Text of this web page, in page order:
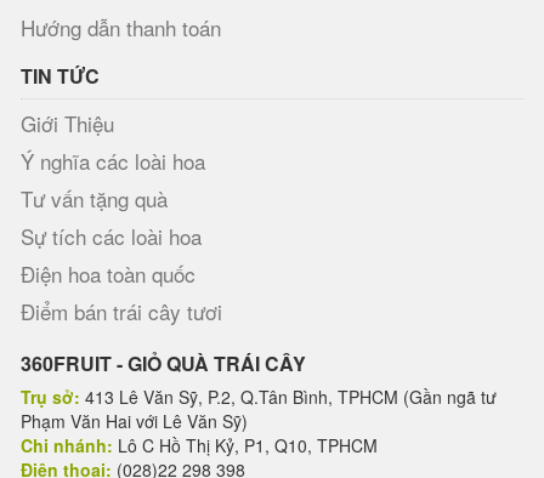
Hướng dẫn thanh toán
TIN TỨC
Giới Thiệu
Ý nghĩa các loài hoa
Tư vấn tặng quà
Sự tích các loài hoa
Điện hoa toàn quốc
Điểm bán trái cây tươi
360FRUIT - GIỎ QUÀ TRÁI CÂY
Trụ sở: 413 Lê Văn Sỹ, P.2, Q.Tân Bình, TPHCM (Gần ngã tư
Phạm Văn Hai với Lê Văn Sỹ)
Chi nhánh: Lô C Hồ Thị Kỷ, P1, Q10, TPHCM
Điện thoại: (028)22 298 398